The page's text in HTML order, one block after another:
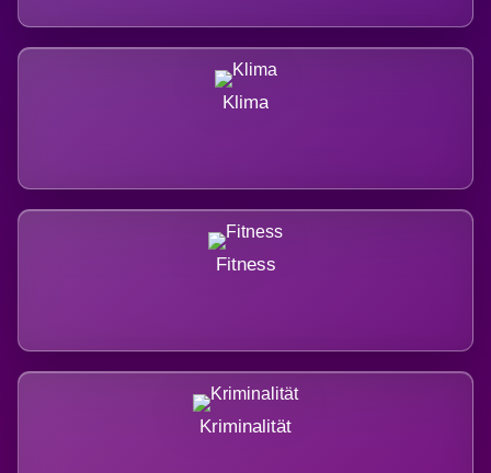
Klima
Fitness
Kriminalität